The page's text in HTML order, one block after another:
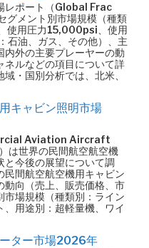
レポート（Global Frac
メント別市場規模（種類
使用圧力15,000psi、使用
油、ガス、その他）、主
外の主要プレーヤーの動
ネルなどの項目について詳
・国別分析では、北米、
キャビン照明市場
Aviation Aircraft
世界の民間航空航空機
と今後の展望について調
間航空航空機用キャビン
動向（売上、販売価格、市
場規模（種類別：ライン
用途別：超軽量機、ワイ
ター市場2026年